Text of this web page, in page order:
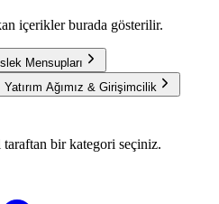
içerikler burada gösterilir.
Mensupları
Yatırım Ağımız & Girişimcilik
bir kategori seçiniz.